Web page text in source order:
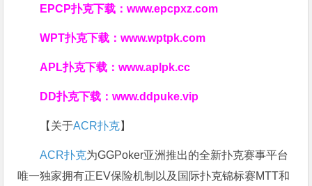
EPCP扑克下载：www.epcpxz.com
WPT扑克下载：www.wptpk.com
APL扑克下载：www.aplpk.cc
DD扑克下载：www.ddpuke.vip
【关于ACR扑克】
ACR扑克为GGPoker亚洲推出的全新扑克赛事平台
唯一独家拥有正EV保险机制以及国际扑克锦标赛MTT和